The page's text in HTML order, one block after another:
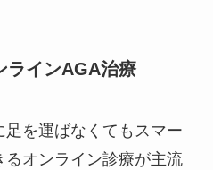
ラインAGA治療
を運ばなくてもスマー
るオンライン診療が主流